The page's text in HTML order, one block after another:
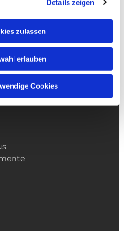
Details zeigen
zulassen
erlauben
Cookies
Franziskus